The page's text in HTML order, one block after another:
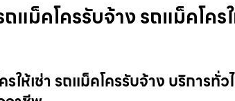
แม็คโครรับจ้าง รถแม็คโค
ให้เช่า รถแม็คโครรับจ้าง บริการทั่